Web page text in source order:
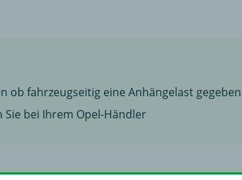
ob fahrzeugseitig eine Anhängelast
bei Ihrem Opel-Händler